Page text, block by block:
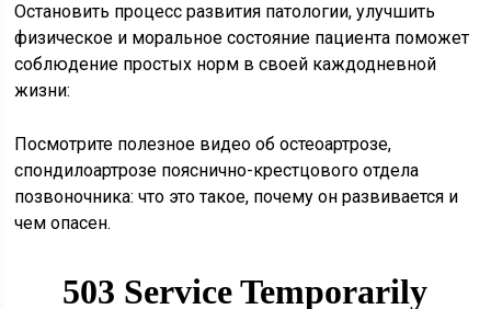
Остановить процесс развития патологии, улучшить
физическое и моральное состояние пациента поможет
соблюдение простых норм в своей каждодневной
жизни:
Посмотрите полезное видео об остеоартрозе,
спондилоартрозе пояснично-крестцового отдела
позвоночника: что это такое, почему он развивается и
чем опасен.